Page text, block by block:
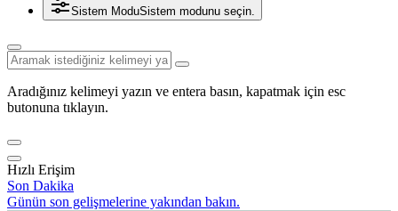
Sistem ModuSistem modunu seçin.
Aradığınız kelimeyi yazın ve entera basın, kapatmak için esc
butonuna tıklayın.
Hızlı Erişim
Son Dakika
Günün son gelişmelerine yakından bakın.